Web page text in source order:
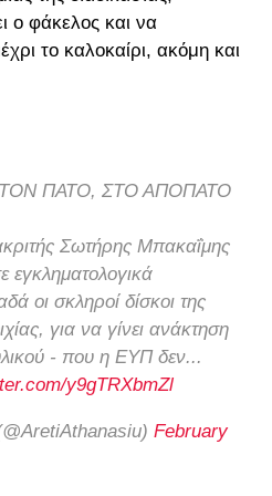
ο φάκελος και να
το καλοκαίρι, ακόμη και
ΠΑΤΟ, ΣΤΟ ΑΠΟΠΑΤΟ
Σωτήρης Μπακαΐμης
εγκληματολογικά
οι σκληροί δίσκοι της
για να γίνει ανάκτηση
- που η ΕΥΠ δεν...
y9gTRXbmZl
February